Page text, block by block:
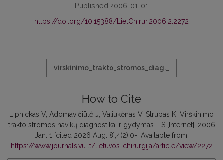
Published 2006-01-01
https://doi.org/10.15388/LietChirur.2006.2.2272
virskinimo_trakto_stromos_diag._
How to Cite
Lipnickas V, Adomavičiūtė J, Valiukėnas V, Strupas K. Virškinimo
trakto stromos navikų diagnostika ir gydymas. LS [Internet]. 2006
Jan. 1 [cited 2026 Aug. 8];4(2):0-. Available from:
https://www.journals.vu.lt/lietuvos-chirurgija/article/view/2272